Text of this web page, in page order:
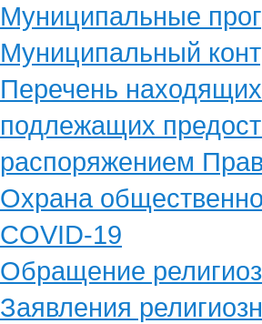
Муниципальные
Муниципальный
Перечень
подлежащих
распоряжением
Охрана
COVID-19
Обращение
Заявления